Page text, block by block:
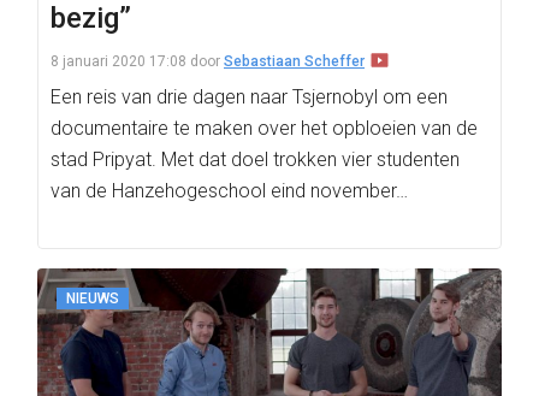
bezig”
8 januari 2020 17:08 door Sebastiaan Scheffer
Een reis van drie dagen naar Tsjernobyl om een
documentaire te maken over het opbloeien van de
stad Pripyat. Met dat doel trokken vier studenten
van de Hanzehogeschool eind november…
NIEUWS